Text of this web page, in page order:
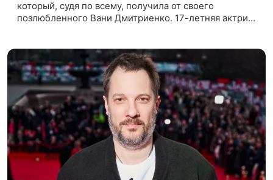
который, судя по всему, получилa от своего
позлюбленного Вани Дмитриенко. 17-летняя актриса